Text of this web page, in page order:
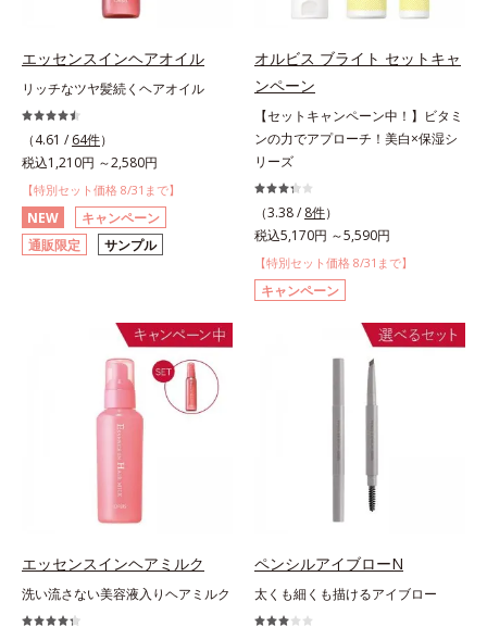
エッセンスインヘアオイル
リッチなツヤ髪続くヘアオイル
（4.61 / 64件）
税込1,210円 ～2,580円
【特別セット価格 8/31まで】
NEW
キャンペーン
通販限定
サンプル
オルビス ブライト セットキャ
ンペーン
【セットキャンペーン中！】ビタミ
ンの力でアプローチ！美白×保湿シ
リーズ
（3.38 / 8件）
税込5,170円 ～5,590円
【特別セット価格 8/31まで】
キャンペーン
エッセンスインヘアミルク
洗い流さない美容液入りヘアミルク
ペンシルアイブローN
太くも細くも描けるアイブロー